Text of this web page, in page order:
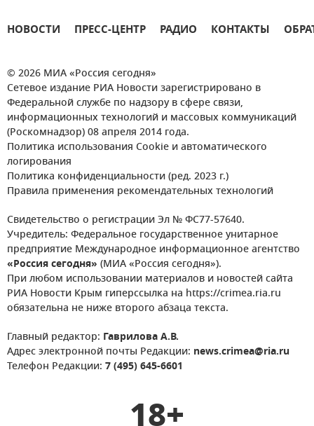
НОВОСТИ ПРЕСС-ЦЕНТР РАДИО КОНТАКТЫ
© 2026 МИА «Россия сегодня»
Сетевое издание РИА Новости зарегистрировано в
Федеральной службе по надзору в сфере связи,
информационных технологий и массовых коммуникаций
(Роскомнадзор) 08 апреля 2014 года.
Политика использования Cookie и автоматического
логирования
Политика конфиденциальности (ред. 2023 г.)
Правила применения рекомендательных технологий
Свидетельство о регистрации Эл № ФС77-57640.
Учредитель: Федеральное государственное унитарное
предприятие Международное информационное агентство
«Россия сегодня» (МИА «Россия сегодня»).
При любом использовании материалов и новостей сайта
РИА Новости Крым гиперссылка на https://crimea.ria.ru
обязательна не ниже второго абзаца текста.
Главный редактор: Гаврилова А.В.
Адрес электронной почты Редакции: news.crimea@ria.ru
Телефон Редакции: 7 (495) 645-6601